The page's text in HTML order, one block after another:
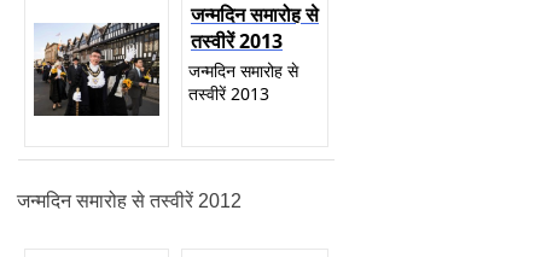
जन्मदिन समारोह से
तस्वीरें 2013
जन्मदिन समारोह से
तस्वीरें 2013
जन्मदिन समारोह से तस्वीरें 2012